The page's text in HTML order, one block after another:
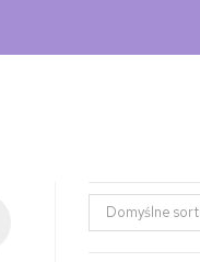
Domyślne